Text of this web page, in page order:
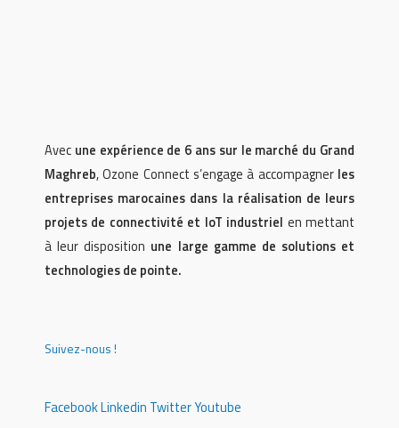
Avec une expérience de 6 ans sur le marché du Grand
Maghreb, Ozone Connect s’engage à accompagner les
entreprises marocaines dans la réalisation de leurs
projets de connectivité et IoT industriel en mettant
à leur disposition une large gamme de solutions et
technologies de pointe.
Suivez-nous !
FacebookLinkedin TwitterYoutube